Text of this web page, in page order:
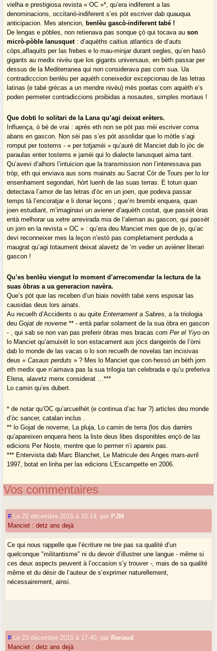
vielha e prestigiosa revista « OC »*, qu’era indiferent a las
denominacions, occitanò-indiferent s’es pòt escriver dab quauqua
anticipacion. Mes atencion, benlèu gascò-indiferent tabé !
De lengas e pòbles, non retienava pas sonque çò qui tocava auson
micrò-pòble lanusquet: d’aquèths caitius atlantics de d’auts
còps,aflaquits per las frebes e lo mau-minjar durant segles, qu’en hasò
gigants au medix nivèu que los gigants universaus, en bèth passar per
dessus de la Mediterranea qui non considerava pas com sua. Ua
contradicccion benlèu per aquèth coneixedor excepcionau de las letras
latinas (e tabé grècas a un mendre nivèu) mès poetas com aquèth e’s
poden permeter contradiccions proibidas a nosautes, simples mortaus !
Que dobti lo solitari de la Lana qu’agi deixat erèters.
Influença, ò bé de vrai : après eth non se pòt pas mèi escriver coma
abans en gascon. Non sèi pas s’es pòt assolidar que lo mòtle s’agi
romput per tostems - « per totjamèi » qu’auré dit Manciet dab lo jòc de
paraulas enter tostems e jamèi qui lo dialecte lanusquet aima tant.
Qu’avevi d’alhors l’intuicion que la transmission non l’interessava pas
tròp, eth qui enviava aus sons mainats au Sacrat Còr de Tours per lo lor
ensenhament segondari, hòrt luenh de las suas terras. E totun quan
detectava l’amor de las letras d’òc en un joen, que podeva passar
temps tà l’encoratjar e li donar leçons ; que’m brembi enquera, quan
joen estudiant, m’imaginavi un aviener d’aquèth costat, que passèt òras
entà melhorar ua xetre arrevirada mia de l’aleman au gascon, qui passèt
un jorn en la revista « OC » : qu’era deu Manciet mes que de jo, qu’ac
devi reconneixer mes la leçon n’estò pas completament perduda a
maugrat qu’agi totaument deixat alavetz de ‘m veder un aviéner literari
gascon !
Qu’es benlèu viengut lo moment d’arrecomendar la lectura de la
suas òbras a ua generacion navèra.
Que’s pòt que las receben d’un biaix novèth tabé xens esposar las
causidas deus lors ainats.
Au recuelh d’Accidents o au quiteEnterrament a Sabres, a la triologia
deuGojat de noveme ** - entà parlar solament de la sua òbra en gascon
- , qui sab se non van pas preferir òbras mes bracas comPer el Yiyo on
lo Manciet qu’amuixèt lo son estacament aus jòcs dangeirós de l’òmi
dab lo monde de las vacas o lo son recuelh de novelas tan incisivas
deus «Casaus perduts » ? Mes lo Manciet que con·hessó un bèth jorn
eth medix que n’aimava pas la sua trilogia tan celebrada e qu’u preferiva
Elena, alavetz menx considerat …***
Lo camin qu’es dubert.
* de notar qu’OC qu’arcuelhèt (e continua d’ac har ?) articles deu monde
d’òc sancer, catalan inclus .
** lo Gojat de noveme, La pluja, Lo camin de terra (los dus darrèrs
qu’apareixen enquera hens la liste deus libes disponibles ençò de las
edicions Per Noste, mentre que lo permer n’i apareix pas.
*** Entervista dab Marc Blanchet, Le Matricule des Anges mars-avril
1997, botat en linha per las edicions L’Escampette en 2006.
Vos commentaires
# Le 22 décembre 2015 à 10:14 par PJM
Manciet : detz ans dejà
Ce qui nous rappelle que l’écriture ne tire pas sa qualité d’un
quelconque "militantisme" ni du devoir d’illustrer une langue - même si
ces deux aspects peuvent à l’occasion s’y trouver -, mais de sa qualité
même et du désir de l’auteur de s’exprimer naturellement,
nécessairement, ainsi.
# Le 23 décembre 2015 à 17:40 par Renaud
Manciet : detz ans dejà